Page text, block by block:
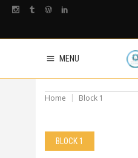
MENU
Home Block 1
BLOCK 1